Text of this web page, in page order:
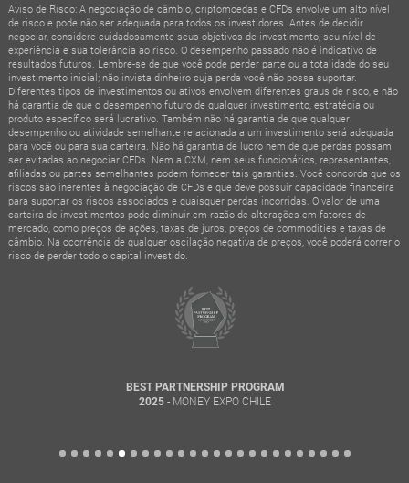
Aviso de Risco: A negociação de câmbio, criptomoedas e CFDs envolve um alto nível
de risco e pode não ser adequada para todos os investidores. Antes de decidir
negociar, considere cuidadosamente seus objetivos de investimento, seu nível de
experiência e sua tolerância ao risco. O desempenho passado não é indicativo de
resultados futuros. Lembre-se de que você pode perder parte ou a totalidade do seu
investimento inicial; não invista dinheiro cuja perda você não possa suportar.
Diferentes tipos de investimentos ou ativos envolvem diferentes graus de risco, e não
há garantia de que o desempenho futuro de qualquer investimento, estratégia ou
produto específico será lucrativo. Também não há garantia de que qualquer
desempenho ou atividade semelhante relacionada a um investimento será adequada
para você ou para sua carteira. Não há garantia de lucro nem de que perdas possam
ser evitadas ao negociar CFDs. Nem a CXM, nem seus funcionários, representantes,
afiliadas ou partes semelhantes podem fornecer tais garantias. Você concorda que os
riscos são inerentes à negociação de CFDs e que deve possuir capacidade financeira
para suportar os riscos associados e quaisquer perdas incorridas. O valor de uma
carteira de investimentos pode diminuir em razão de alterações em fatores de
mercado, como preços de ações, taxas de juros, preços de commodities e taxas de
câmbio. Na ocorrência de qualquer oscilação negativa de preços, você poderá correr o
risco de perder todo o capital investido.
BEST PARTNERSHIP PROGRAM
2025 - MONEY EXPO CHILE